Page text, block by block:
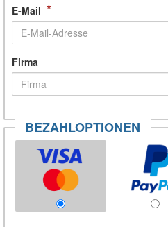
E-Mail *
Firma
BEZAHLOPTIONEN